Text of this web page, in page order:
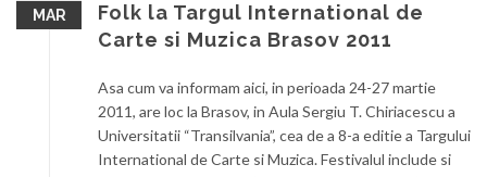
MAR
Folk la Targul International de
Carte si Muzica Brasov 2011
Asa cum va informam aici, in perioada 24-27 martie
2011, are loc la Brasov, in Aula Sergiu T. Chiriacescu a
Universitatii “Transilvania”, cea de a 8-a editie a Targului
International de Carte si Muzica. Festivalul include si